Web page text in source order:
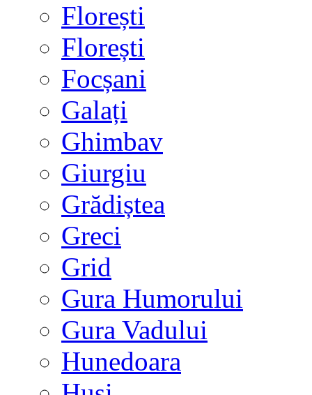
Florești
Florești
Focșani
Galați
Ghimbav
Giurgiu
Grădiștea
Greci
Grid
Gura Humorului
Gura Vadului
Hunedoara